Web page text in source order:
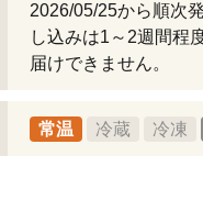
2026/05/25から順次
し込みは1～2週間
届けできません。
常温 冷蔵 冷凍